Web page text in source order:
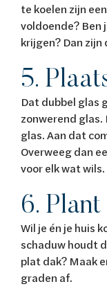
te koelen zijn
voldoende? Ben
krijgen? Dan
5.
Dat dubbel glas
zonwerend
glas. Aan dat
Overweeg dan
voor elk wat wils.
6.
Wil je én je huis
schaduw houdt
plat dak? Maak
graden af.